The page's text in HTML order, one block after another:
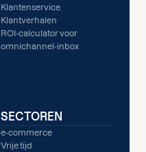
Klantenservice
Klantverhalen
ROI-calculator voor
omnichannel-inbox
SECTOREN
e-commerce
Vrije tijd